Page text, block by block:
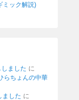
ミック解説)
ました に
らちょんの中華
ました に